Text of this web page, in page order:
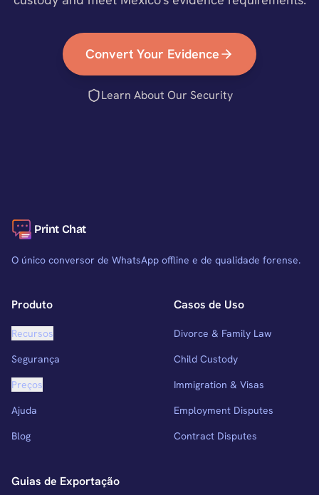
Convert Your Evidence
Learn About Our Security
Print Chat
O único conversor de WhatsApp offline e de qualidade forense.
Produto
Recursos
Segurança
Preços
Ajuda
Blog
Casos de Uso
Divorce & Family Law
Child Custody
Immigration & Visas
Employment Disputes
Contract Disputes
Guias de Exportação